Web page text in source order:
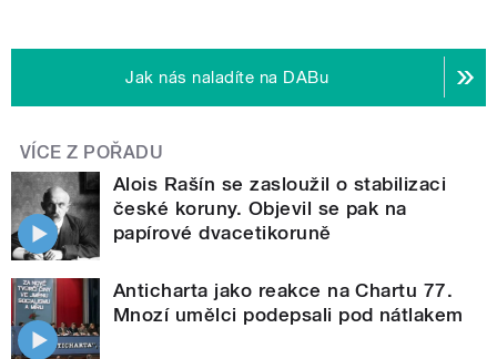
Jak nás naladíte na DABu
VÍCE Z POŘADU
Alois Rašín se zasloužil o stabilizaci
české koruny. Objevil se pak na
papírové dvacetikoruně
Anticharta jako reakce na Chartu 77.
Mnozí umělci podepsali pod nátlakem